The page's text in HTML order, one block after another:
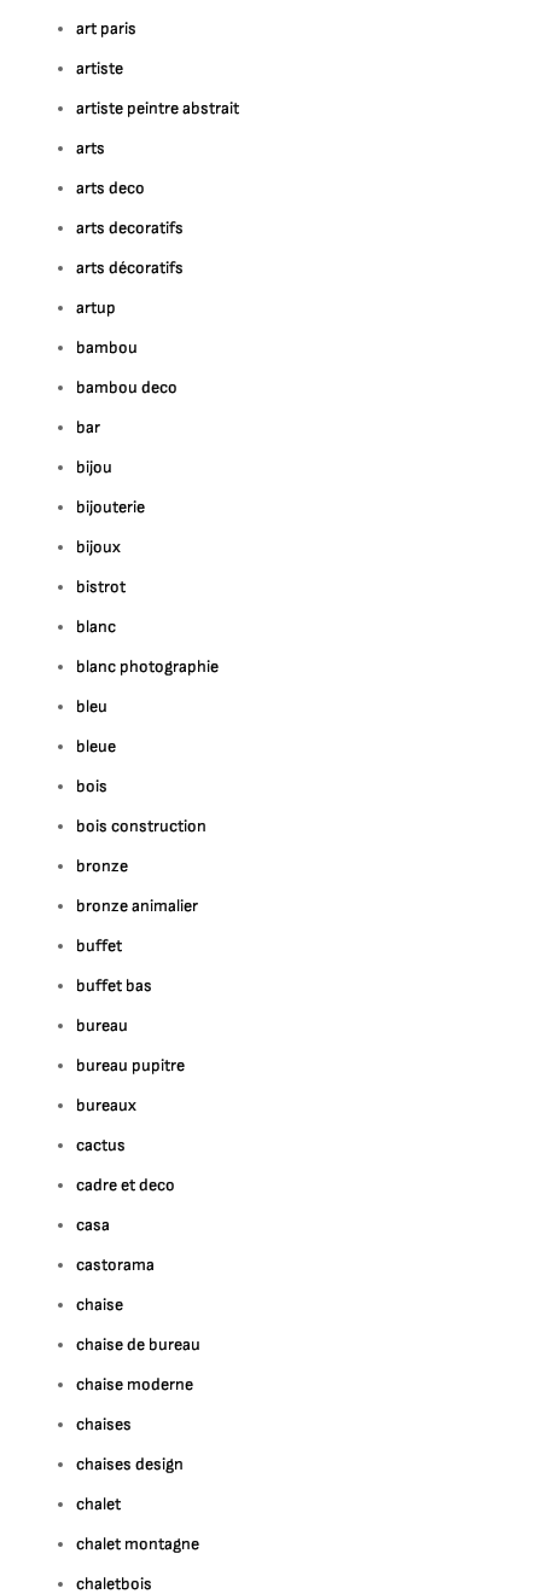
art paris
artiste
artiste peintre abstrait
arts
arts deco
arts decoratifs
arts décoratifs
artup
bambou
bambou deco
bar
bijou
bijouterie
bijoux
bistrot
blanc
blanc photographie
bleu
bleue
bois
bois construction
bronze
bronze animalier
buffet
buffet bas
bureau
bureau pupitre
bureaux
cactus
cadre et deco
casa
castorama
chaise
chaise de bureau
chaise moderne
chaises
chaises design
chalet
chalet montagne
chaletbois